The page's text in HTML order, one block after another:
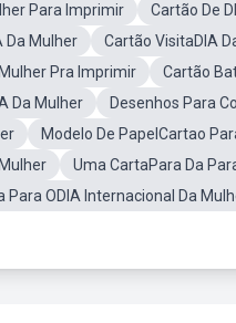
Para Imprimir
Cartão De
Da Mulher
Cartão VisitaDIA
Pra Imprimir
Cartão
Da Mulher
Desenhos Para
Modelo De PapelCartao
Uma CartaPara Da
Para ODIA Internacional Da